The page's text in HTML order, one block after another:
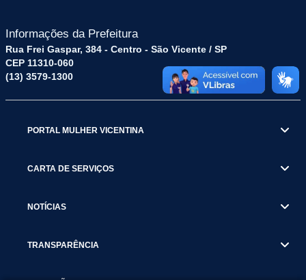
Informações da Prefeitura
Rua Frei Gaspar, 384 - Centro - São Vicente / SP
CEP 11310-060
(13) 3579-1300
PORTAL MULHER VICENTINA
CARTA DE SERVIÇOS
NOTÍCIAS
TRANSPARÊNCIA